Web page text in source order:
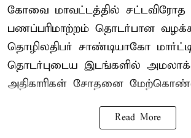
கோவை மாவட்டத்தில் சட்டவிரோத
பணப்பரிமாற்றம் தொடர்பான
தொழிலதிபர் சாண்டியாகோ
தொடர்புடைய இடங்களில்
அதிகாரிகள் சோதனை
Read More